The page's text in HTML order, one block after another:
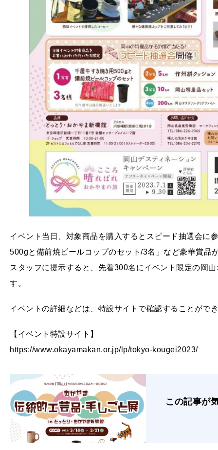
イベント当日、対象商品を購入するとスピード抽選会に
500gと備前焼ビールコップのセット/3名」など豪華賞品
スタッフに提示すると、先着300名にイベント限定の岡
す。
イベントの詳細などは、特設サイトで確認することがで
【イベント特設サイト】
https://www.okayamakan.or.jp/lp/tokyo-kougei2023/
この記事が